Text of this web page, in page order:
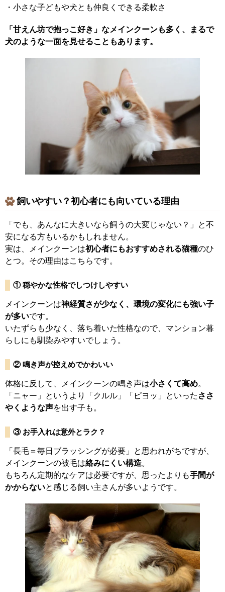
・小さな子どもや犬とも仲良くできる柔軟さ
「甘えん坊で抱っこ好き」なメインクーンも多く、まるで
犬のような一面を見せることもあります。
飼いやすい？初心者にも向いている理由
「でも、あんなに大きいなら飼うの大変じゃない？」と不
安になる方もいるかもしれません。
実は、メインクーンは初心者にもおすすめされる猫種のひ
とつ。その理由はこちらです。
① 穏やかな性格でしつけしやすい
メインクーンは神経質さが少なく、環境の変化にも強い子
が多いです。
いたずらも少なく、落ち着いた性格なので、マンション暮
らしにも馴染みやすいでしょう。
② 鳴き声が控えめでかわいい
体格に反して、メインクーンの鳴き声は小さくて高め。
「ニャー」というより「クルル」「ピヨッ」といった ささ
やくような声を出す子も。
③ お手入れは意外とラク？
「長毛＝毎日ブラッシングが必要」と思われがちですが、
メインクーンの被毛は絡みにくい構造。
もちろん定期的なケアは必要ですが、思ったよりも手間が
かからないと感じる飼い主さんが多いようです。